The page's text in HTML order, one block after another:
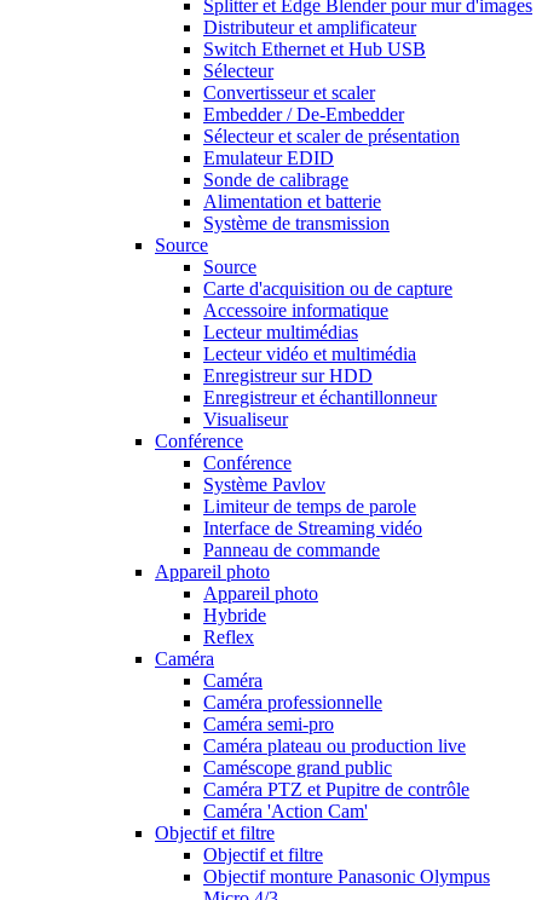
Splitter et Edge Blender pour mur d'images
Distributeur et amplificateur
Switch Ethernet et Hub USB
Sélecteur
Convertisseur et scaler
Embedder / De-Embedder
Sélecteur et scaler de présentation
Emulateur EDID
Sonde de calibrage
Alimentation et batterie
Système de transmission
Source
Source
Carte d'acquisition ou de capture
Accessoire informatique
Lecteur multimédias
Lecteur vidéo et multimédia
Enregistreur sur HDD
Enregistreur et échantillonneur
Visualiseur
Conférence
Conférence
Système Pavlov
Limiteur de temps de parole
Interface de Streaming vidéo
Panneau de commande
Appareil photo
Appareil photo
Hybride
Reflex
Caméra
Caméra
Caméra professionnelle
Caméra semi-pro
Caméra plateau ou production live
Caméscope grand public
Caméra PTZ et Pupitre de contrôle
Caméra 'Action Cam'
Objectif et filtre
Objectif et filtre
Objectif monture Panasonic Olympus